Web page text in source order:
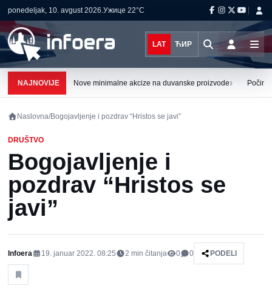
ponedeljak, 10. avgust 2026.Ужице 22°C
LAT ЋИР
NAJNOVIJE Nove minimalne akcize na duvanske proizvode›
Naslovna/Bogojavljenje i pozdrav “Hristos se javi”
DRUŠTVO
Bogojavljenje i
pozdrav “Hristos se
javi”
Infoera 19. januar 2022. 08:25 2 min čitanja 0 0 PODELI